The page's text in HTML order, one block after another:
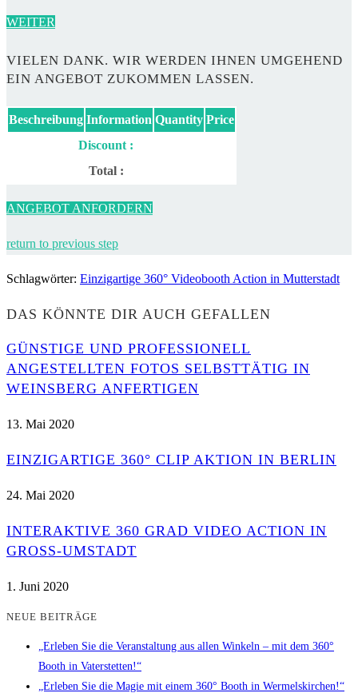
WEITER
VIELEN DANK. WIR WERDEN IHNEN UMGEHEND
EIN ANGEBOT ZUKOMMEN LASSEN.
Beschreibung Information Quantity Price
Discount :
Total :
ANGEBOT ANFORDERN
return to previous step
Schlagwörter: Einzigartige 360° Videobooth Action in Mutterstadt
DAS KÖNNTE DIR AUCH GEFALLEN
GÜNSTIGE UND PROFESSIONELL
ANGESTELLTEN FOTOS SELBSTTÄTIG IN
WEINSBERG ANFERTIGEN
13. Mai 2020
EINZIGARTIGE 360° CLIP AKTION IN BERLIN
24. Mai 2020
INTERAKTIVE 360 GRAD VIDEO ACTION IN
GROSS-UMSTADT
1. Juni 2020
NEUE BEITRÄGE
„Erleben Sie die Veranstaltung aus allen Winkeln – mit dem 360°
Booth in Vaterstetten!“
„Erleben Sie die Magie mit einem 360° Booth in Wermelskirchen!“